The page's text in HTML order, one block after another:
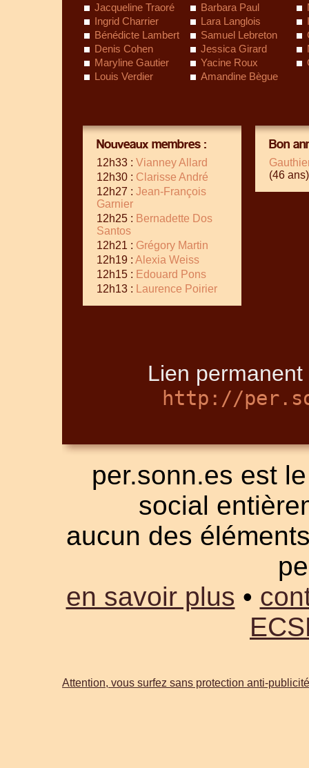
Jacqueline Traoré
Barbara Paul
Ingrid Charrier
Lara Langlois
Bénédicte Lambert
Samuel Lebreton
Denis Cohen
Jessica Girard
Maryline Gautier
Yacine Roux
Louis Verdier
Amandine Bègue
Nouveaux membres :
12h33 : Vianney Allard
12h30 : Clarisse André
12h27 : Jean-François
Garnier
12h25 : Bernadette Dos
Santos
12h21 : Grégory Martin
12h19 : Alexia Weiss
12h15 : Edouard Pons
12h13 :
Laurence Poirier
Bon
(46 ans)
Lien
http://
per.sonn.es est
social
aucun des
en savoir plus •
Attention, vous surfez sans protection anti-